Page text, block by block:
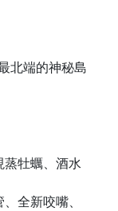
北端的神秘島
牡蠣、酒水
全新咬嘴、